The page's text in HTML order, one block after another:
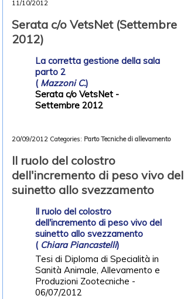
11/10/2012
Serata c/o VetsNet (Settembre
2012)
La corretta gestione della sala
parto 2
(Mazzoni C.)
Serata c/o VetsNet -
Settembre 2012
20/09/2012 Categories: Parto Tecniche di allevamento
Il ruolo del colostro
dell'incremento di peso vivo del
suinetto allo svezzamento
Il ruolo del colostro
dell'incremento di peso vivo del
suinetto allo svezzamento
(Chiara Piancastelli)
Tesi di Diploma di Specialità in
Sanità Animale, Allevamento e
Produzioni Zootecniche -
06/07/2012